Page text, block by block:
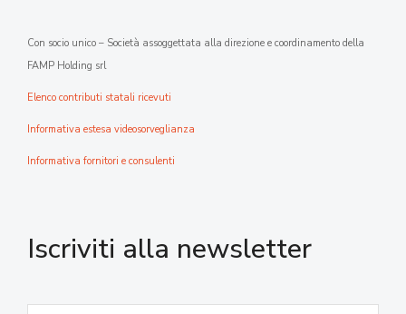
Con socio unico – Società assoggettata alla direzione e coordinamento della
FAMP Holding srl
Elenco contributi statali ricevuti
Informativa estesa videosorveglianza
Informativa fornitori e consulenti
Iscriviti alla newsletter